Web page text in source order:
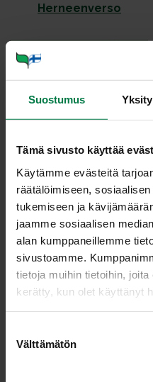
Suostumus
Tämä sivusto käyttää
Käytämme evästeitä
räätälöimiseen,
tukemiseen ja
jaamme sosiaalisen
alan kumppaneillemme
sivustoamme.
tietoja muihin tietoihin,
kerätty, kun olet käyttänyt
Välttämätön
Her­neen­ver­so
Jams­si
Lat­va-ar­ti­sok­ka